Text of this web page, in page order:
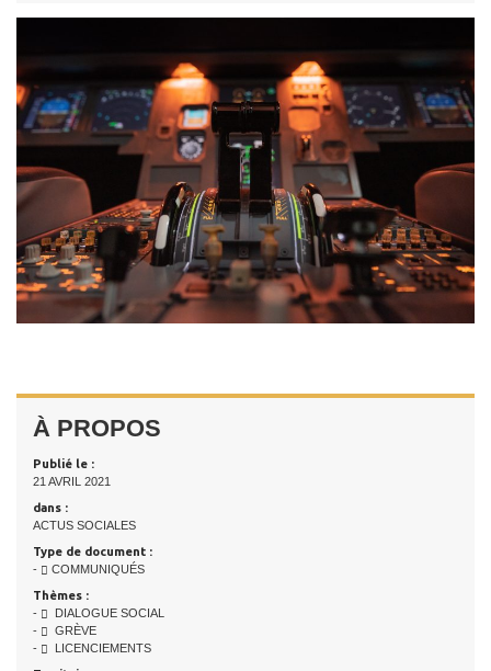
À PROPOS
Publié le :
21 AVRIL 2021
dans :
ACTUS SOCIALES
Type de document :
-
COMMUNIQUÉS
Thèmes :
-
DIALOGUE SOCIAL
-
GRÈVE
-
LICENCIEMENTS